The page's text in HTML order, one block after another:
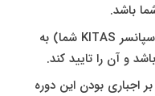
باشد.
دانشگاه شما (به عنوان حامی و اسپانسر KITAS شما) به
و آن را تایید کند.
اجباری بودن این دوره